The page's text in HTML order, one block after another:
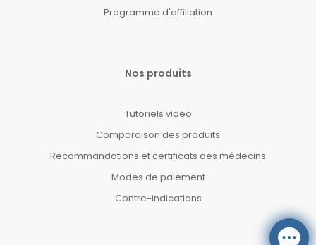
Programme d'affiliation
Nos produits
Tutoriels vidéo
Comparaison des produits
Recommandations et certificats des médecins
Modes de paiement
Contre-indications